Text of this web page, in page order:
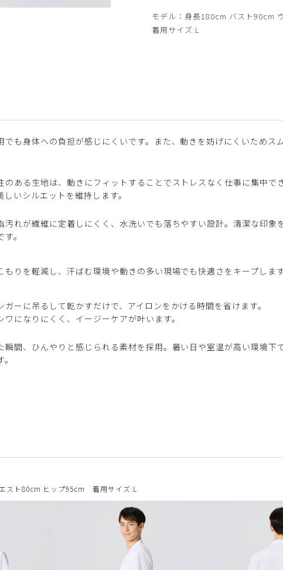
モデル：身長180cm バスト90cm
着用サイズ:L
でも身体への負担が感じにくいです。また、動きを妨げにくいためス
のある生地は、動きにフィットすることでストレスなく仕事に集中で
しいシルエットを維持します。
汚れが繊維に定着しにくく、水洗いでも落ちやすい設計。清潔な印象
。
もりを軽減し、汗ばむ環境や動きの多い現場でも快適さをキープします
ガーに吊るして乾かすだけで、アイロンをかける時間を省けます。
ワになりにくく、イージーケアが叶います。
瞬間、ひんやりと感じられる素材を採用。暑い日や室温が高い環境下
スト80cm ヒップ95cm 着用サイズ:L